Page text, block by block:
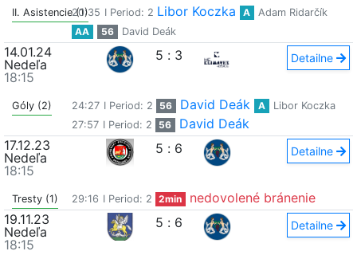
II. Asistencie (1)
20:35 I Period: 2 Libor Koczka A
Adam Ridarčík
AA
56 David Deák
14.01.24
Nedeľa
18:15
5 : 3 Detailne
Góly (2) 24:27 I Period: 2 56 David Deák A
Libor Koczka
27:57 I Period: 2 56
David Deák
17.12.23
Nedeľa
18:15
5 : 6 Detailne
Tresty (1) 29:16 I Period: 2 2min
nedovolené bránenie
19.11.23
Nedeľa
18:15
5 : 6 Detailne